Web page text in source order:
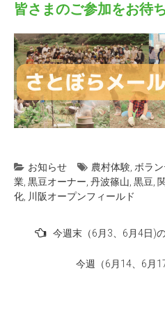
皆さまのご参加をお待
お知らせ 農村体験 ボラ
業 黒豆オーナー 丹波篠山 黒豆
化 川阪オープンフィールド
今週末（6月3、6月4日)
今週（6月14、6月